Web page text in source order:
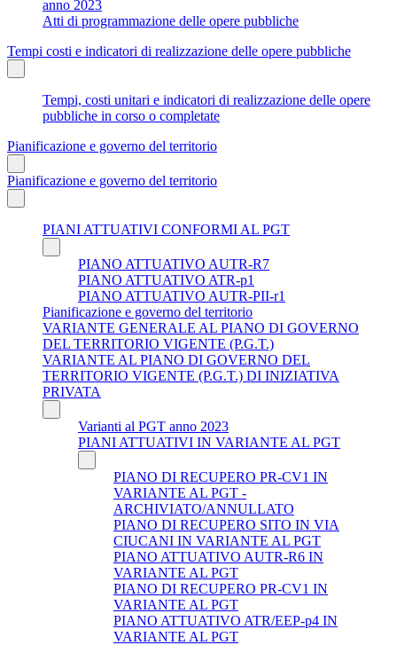
anno 2023
Atti di programmazione delle opere pubbliche
Tempi costi e indicatori di realizzazione delle opere pubbliche
Tempi, costi unitari e indicatori di realizzazione delle opere
pubbliche in corso o completate
Pianificazione e governo del territorio
Pianificazione e governo del territorio
PIANI ATTUATIVI CONFORMI AL PGT
PIANO ATTUATIVO AUTR-R7
PIANO ATTUATIVO ATR-p1
PIANO ATTUATIVO AUTR-PII-r1
Pianificazione e governo del territorio
VARIANTE GENERALE AL PIANO DI GOVERNO
DEL TERRITORIO VIGENTE (P.G.T.)
VARIANTE AL PIANO DI GOVERNO DEL
TERRITORIO VIGENTE (P.G.T.) DI INIZIATIVA
PRIVATA
Varianti al PGT anno 2023
PIANI ATTUATIVI IN VARIANTE AL PGT
PIANO DI RECUPERO PR-CV1 IN
VARIANTE AL PGT -
ARCHIVIATO/ANNULLATO
PIANO DI RECUPERO SITO IN VIA
CIUCANI IN VARIANTE AL PGT
PIANO ATTUATIVO AUTR-R6 IN
VARIANTE AL PGT
PIANO DI RECUPERO PR-CV1 IN
VARIANTE AL PGT
PIANO ATTUATIVO ATR/EEP-p4 IN
VARIANTE AL PGT